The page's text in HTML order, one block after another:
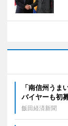
「南信州う
バイヤーも初
飯田経済新聞